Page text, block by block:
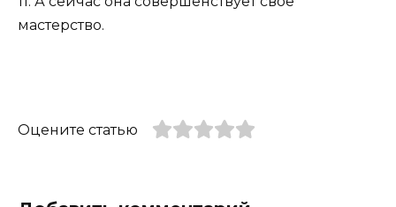
мастерство.
Оцените статью